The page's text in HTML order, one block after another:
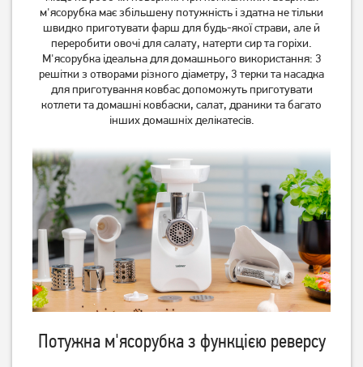
3 899грн
4 849грн
3 999грн
М'ясорубка Bosch
MFW2517W
5 899грн
4 599
М'ясорубка Grunhelm
AMG240SSJ
3 899
м'ясорубка має збільшену потужність і здатна не тільки
швидко приготувати фарш для будь-якої страви, але й
переробити овочі для салату, натерти сир та горіхи.
М'ясорубка ідеальна для домашнього використання: 3
решітки з отворами різного діаметру, 3 терки та насадка
для приготування ковбас допоможуть приготувати
котлети та домашні ковбаски, салат, драники та багато
інших домашніх делікатесів.
Потужна м'ясорубка з функцією реверсу